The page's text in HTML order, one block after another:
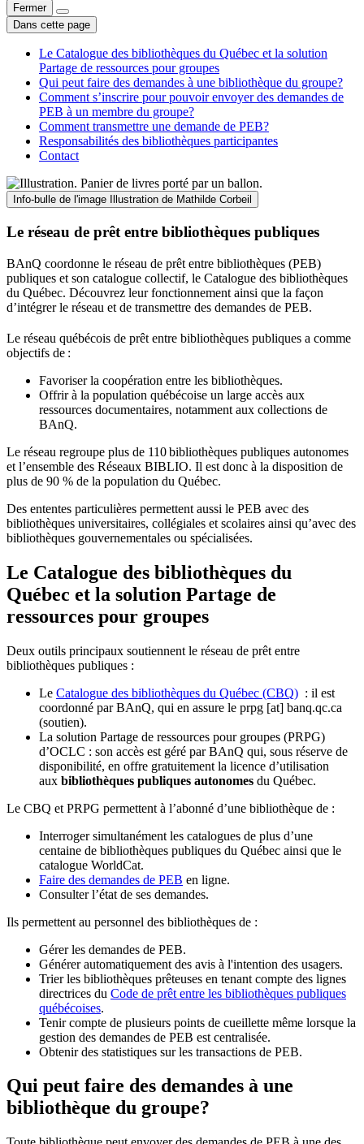
Fermer
Dans cette page
Le Catalogue des bibliothèques du Québec et la solution
Partage de ressources pour groupes
Qui peut faire des demandes à une bibliothèque du groupe?
Comment s’inscrire pour pouvoir envoyer des demandes de
PEB à un membre du groupe?
Comment transmettre une demande de PEB?
Responsabilités des bibliothèques participantes
Contact
Info-bulle de l'image Illustration de Mathilde Corbeil
Le réseau de prêt entre bibliothèques publiques
BAnQ coordonne le réseau de prêt entre bibliothèques (PEB)
publiques et son catalogue collectif, le Catalogue des bibliothèques
du Québec. Découvrez leur fonctionnement ainsi que la façon
d’intégrer le réseau et de transmettre des demandes de PEB.
Le réseau québécois de prêt entre bibliothèques publiques a comme
objectifs de :
Favoriser la coopération entre les bibliothèques.
Offrir à la population québécoise un large accès aux
ressources documentaires, notamment aux collections de
BAnQ.
Le réseau regroupe plus de 110bibliothèques publiques autonomes
et l’ensemble des Réseaux BIBLIO. Il est donc à la disposition de
plus de 90 % de la population du Québec.
Des ententes particulières permettent aussi le PEB avec des
bibliothèques universitaires, collégiales et scolaires ainsi qu’avec des
bibliothèques gouvernementales ou spécialisées.
Le Catalogue des bibliothèques du
Québec et la solution Partage de
ressources pour groupes
Deux outils principaux soutiennent le réseau de prêt entre
bibliothèques publiques :
Le Catalogue des bibliothèques du Québec (CBQ) : il est
coordonné par BAnQ, qui en assure le prpg [at] banq.qc.ca
(soutien).
La solution Partage de ressources pour groupes (PRPG)
d’OCLC : son accès est géré par BAnQ qui, sous réserve de
disponibilité, en offre gratuitement la licence d’utilisation
aux bibliothèques publiques autonomes du Québec.
Le CBQ et PRPG permettent à l’abonné d’une bibliothèque de :
Interroger simultanément les catalogues de plus d’une
centaine de bibliothèques publiques du Québec ainsi que le
catalogue WorldCat.
Faire des demandes de PEB en ligne.
Consulter l’état de ses demandes.
Ils permettent au personnel des bibliothèques de :
Gérer les demandes de PEB.
Générer automatiquement des avis à l'intention des usagers.
Trier les bibliothèques prêteuses en tenant compte des lignes
directrices du Code de prêt entre les bibliothèques publiques
québécoises.
Tenir compte de plusieurs points de cueillette même lorsque la
gestion des demandes de PEB est centralisée.
Obtenir des statistiques sur les transactions de PEB.
Qui peut faire des demandes à une
bibliothèque du groupe?